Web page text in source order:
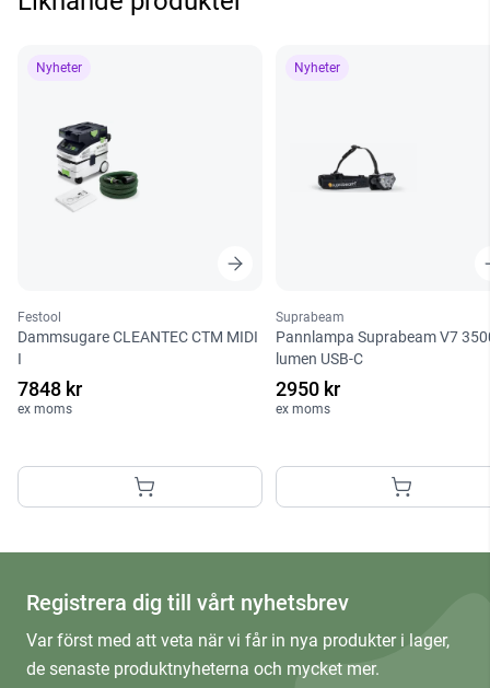
Nyheter
Festool
Dammsugare CLEANTEC CTM MIDI
I
7848 kr
ex moms
Nyheter
Suprabeam
Pannlampa Suprabeam V7
lumen USB-C
2950 kr
ex moms
Registrera dig till vårt nyhetsbrev
Var först med att veta när vi får in nya produkter i lager,
de senaste produktnyheterna och mycket mer.